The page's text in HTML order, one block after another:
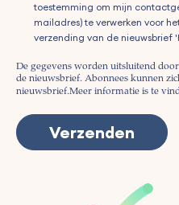
toestemming om mijn
mailadres) te verwerken voor
verzending van de nieuwsbrief
De gegevens worden uitsluitend
de nieuwsbrief. Abonnees kunnen
nieuwsbrief.Meer informatie is te